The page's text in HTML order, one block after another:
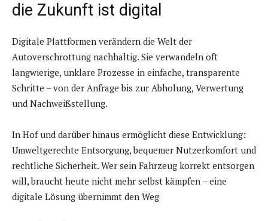
die Zukunft ist digital
Digitale Plattformen verändern die Welt der
Autoverschrottung nachhaltig. Sie verwandeln oft
langwierige, unklare Prozesse in einfache, transparente
Schritte – von der Anfrage bis zur Abholung, Verwertung
und Nachweißstellung.
In Hof und darüber hinaus ermöglicht diese Entwicklung:
Umweltgerechte Entsorgung, bequemer Nutzerkomfort und
rechtliche Sicherheit. Wer sein Fahrzeug korrekt entsorgen
will, braucht heute nicht mehr selbst kämpfen – eine
digitale Lösung übernimmt den Weg